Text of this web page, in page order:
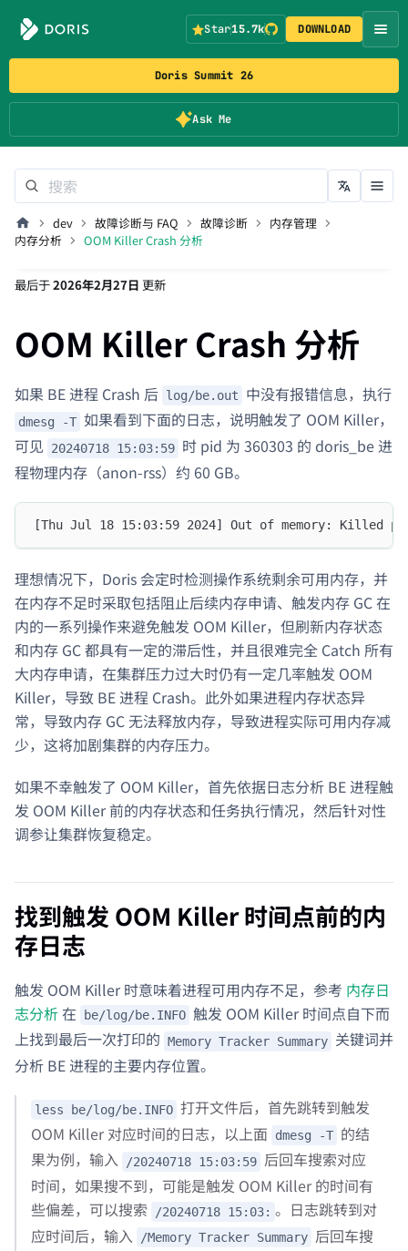
Doris Summit 26
Ask Me
Star15.7k DOWNLOAD
dev 故障诊断与 FAQ 故障诊断
内存管理
内存分析
OOM Killer Crash 分析
最后于2026年2月27日 更新
OOM Killer Crash 分析
如果 BE 进程 Crash 后 log/be.out 中没有报错信息，执行
dmesg -T 如果看到下面的日志，说明触发了 OOM Killer，
可见
20240718 15:03:59 时 pid 为 360303 的 doris_be 进
程物理内存（anon-rss）约 60 GB。
[Thu Jul 18 15:03:59 2024] Out of memory: Killed
理想情况下，Doris 会定时检测操作系统剩余可用内存，并
在内存不足时采取包括阻止后续内存申请、触发内存 GC 在
内的一系列操作来避免触发 OOM Killer，但刷新内存状态
和内存 GC 都具有一定的滞后性，并且很难完全 Catch 所有
大内存申请，在集群压力过大时仍有一定几率触发 OOM
Killer，导致 BE 进程 Crash。此外如果进程内存状态异
常，导致内存 GC 无法释放内存，导致进程实际可用内存减
少，这将加剧集群的内存压力。
如果不幸触发了 OOM Killer，首先依据日志分析 BE 进程触
发 OOM Killer 前的内存状态和任务执行情况，然后针对性
调参让集群恢复稳定。
找到触发 OOM Killer 时间点前的内
存日志
触发 OOM Killer 时意味着进程可用内存不足，参考 内存日
志分析在 be/log/be.INFO 触发 OOM Killer 时间点自下而
上找到最后一次打印的 Memory Tracker Summary 关键词并
分析 BE 进程的主要内存位置。
less be/log/be.INFO 打开文件后，首先跳转到触发
OOM Killer 对应时间的日志，以上面
dmesg -T 的结
果为例，输入
/20240718 15:03:59 后回车搜索对应
时间，如果搜不到，可能是触发 OOM Killer 的时间有
些偏差，可以搜索
/20240718 15:03: 。日志跳转到对
应时间后，输入
/Memory Tracker Summary 后回车搜